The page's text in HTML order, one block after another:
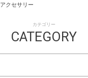
アクセサリー
カテゴリー
CATEGORY